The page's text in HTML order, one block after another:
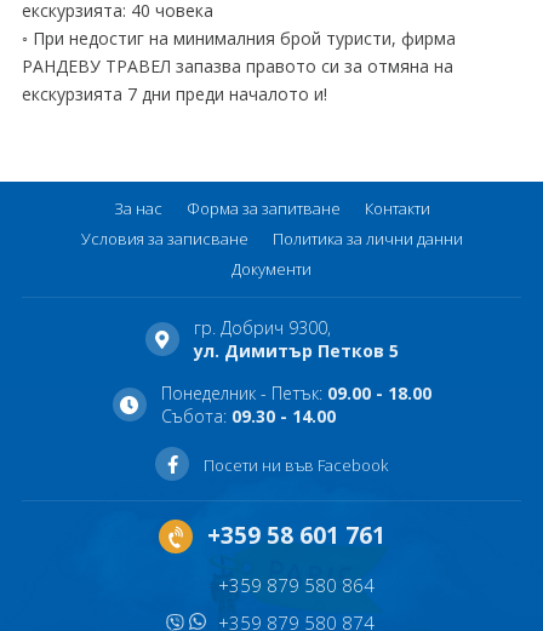
екскурзията: 40 човека
◦ При недостиг на минималния брой туристи, фирма
РАНДЕВУ ТРАВЕЛ запазва правото си за отмяна на
екскурзията 7 дни преди началото и!
За нас Форма за запитване
Контакти
Условия за записване
Политика за лични данни
Документи
гр. Добрич 9300,
ул. Димитър Петков 5
Понеделник - Петък: 09.00 - 18.00
Събота: 09.30 - 14.00
Посети ни във Facebook
+359 58 601 761
+359 879 580 864
+359 879 580 874